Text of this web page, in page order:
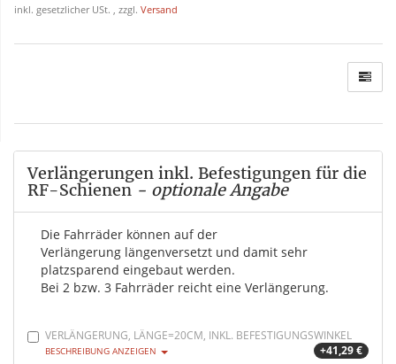
inkl. gesetzlicher USt. , zzgl. Versand
Verlängerungen inkl. Befestigungen für die
RF-Schienen - optionale Angabe
Die Fahrräder können auf der
Verlängerung längenversetzt und damit sehr
platzsparend eingebaut werden.
Bei 2 bzw. 3 Fahrräder reicht eine Verlängerung.
VERLÄNGERUNG, LÄNGE=20CM, INKL. BEFESTIGUNGSWINKEL
+41,29 €
BESCHREIBUNG ANZEIGEN